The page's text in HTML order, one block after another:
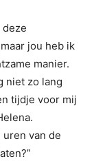
deze
jou heb ik
manier.
niet zo lang
tijdje voor mij
uren van de